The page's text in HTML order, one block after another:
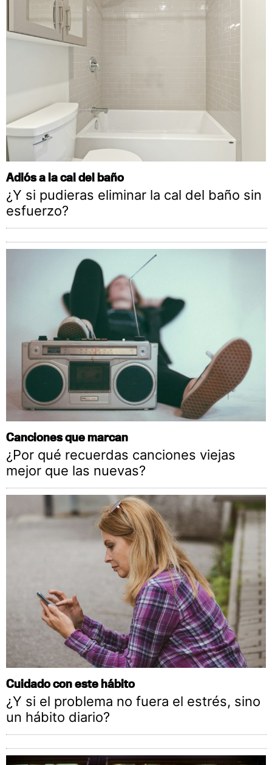
Adiós a la cal del baño
¿Y si pudieras eliminar la cal del baño sin
esfuerzo?
Canciones que marcan
¿Por qué recuerdas canciones viejas
mejor que las nuevas?
Cuidado con este hábito
¿Y si el problema no fuera el estrés, sino
un hábito diario?